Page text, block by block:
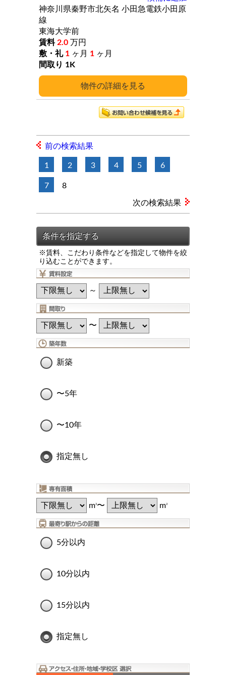
詳細
神奈川県秦野市北矢名 小田急電鉄小田原
線
東海大学前
2.0 万円
1 ヶ月 1 ヶ月
1K
前の検索結果
1 2 3 4 5 6
7 8
※賃料、こだわり条件などを指定して物件を絞
り込むことができます。
～
〜
新築
〜5年
〜10年
指定無し
m2〜 m2
5分以内
10分以内
15分以内
指定無し